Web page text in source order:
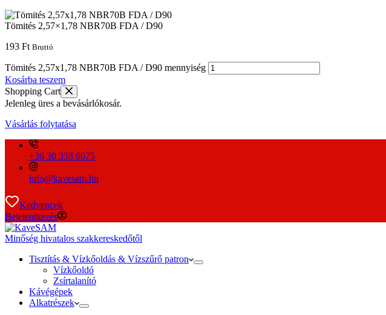
Tömités 2,57×1,78 NBR70B FDA / D90
193 Ft Bruttó
Tömités 2,57x1,78 NBR70B FDA / D90 mennyiség
Kosárba teszem
Shopping Cart
Jelenleg üres a bevásárlókosár.
Vásárlás folytatása
+36 30 358 6675
info@kavesam.hu
Kedvencek
Bejelentkezés
Minőség hivatalos szakkereskedőtől
Tisztítás & Vízkőoldás & Vízszűrő patron
Vízkőoldó
Zsírtalanító
Kávégépek
Alkatrészek